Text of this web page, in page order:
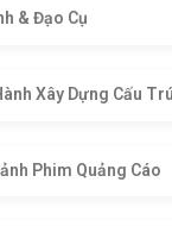
& Đạo Cụ
Xây Dựng Cấu
Phim Quảng Cáo